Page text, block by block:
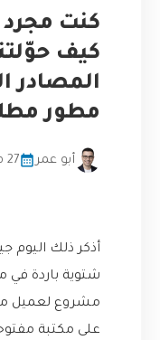
كنت
كيف
المصادر
مطور
أبو عمر 27 مارس، 2026
أذكر ذلك اليوم
شتوية باردة في
مشروع لعميل
على مكتبة